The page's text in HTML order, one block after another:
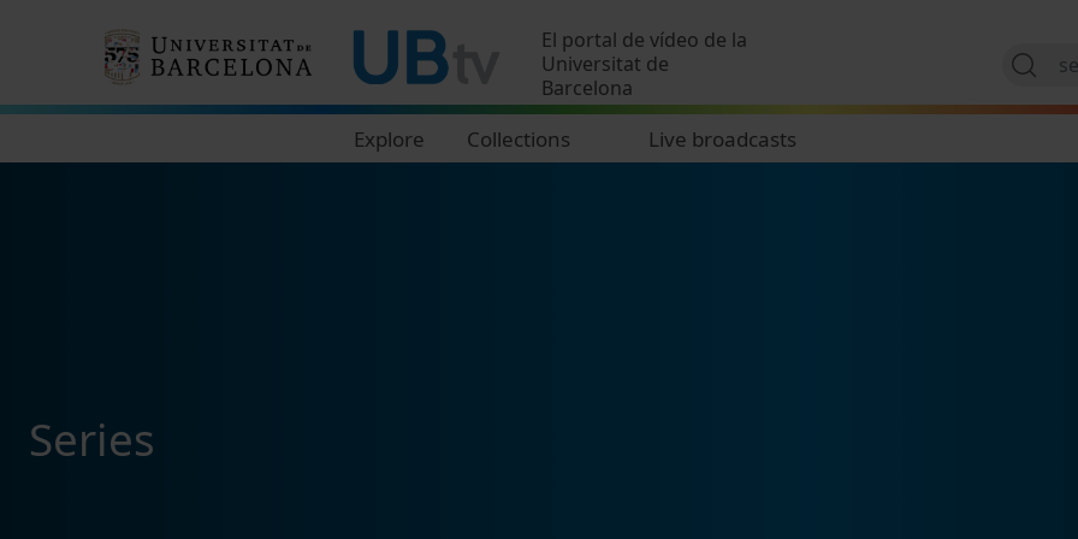
El portal de vídeo de la
Universitat de
Barcelona
Explore Collections Live broadcasts
Series